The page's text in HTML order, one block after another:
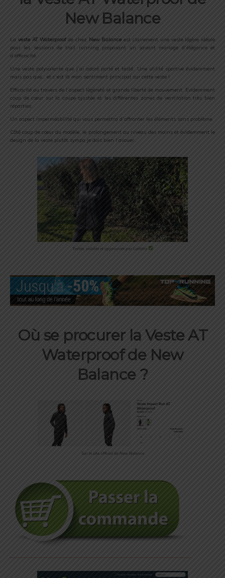
New Balance
La veste AT Waterproofde chez New Balanceest clairement une veste légère idéale
pour les sessions de trail running proposant un savant mariage d’élégance et
d’efficacité.
Une veste polyvalente que j’ai adoré porté et testé. Une utilité sportive évidemment
mais pas que… et c’est là mon sentiment principal sur cette veste !
Efficacité au travers de l’aspect légèreté et grande liberté de mouvement. Evidemment
coup de cœur sur la coupe ajustée et les différentes zones de ventilation très bien
réparties.
Un aspect imperméabilité qui vous permettra d’affronter les éléments sans problème.
Côté coup de cœur du modèle, le prolongement au niveau des mains et évidemment le
design de la veste plutôt sympa je dois bien l’avouer.
Testée, validée et approuvée par Laëtitia
Où se procurer la Veste AT
Waterproof de New
Balance?
Sur le site officiel de New Balance